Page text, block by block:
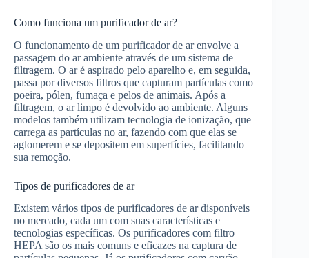
Como funciona um purificador de ar?
O funcionamento de um purificador de ar envolve a
passagem do ar ambiente através de um sistema de
filtragem. O ar é aspirado pelo aparelho e, em seguida,
passa por diversos filtros que capturam partículas como
poeira, pólen, fumaça e pelos de animais. Após a
filtragem, o ar limpo é devolvido ao ambiente. Alguns
modelos também utilizam tecnologia de ionização, que
carrega as partículas no ar, fazendo com que elas se
aglomerem e se depositem em superfícies, facilitando
sua remoção.
Tipos de purificadores de ar
Existem vários tipos de purificadores de ar disponíveis
no mercado, cada um com suas características e
tecnologias específicas. Os purificadores com filtro
HEPA são os mais comuns e eficazes na captura de